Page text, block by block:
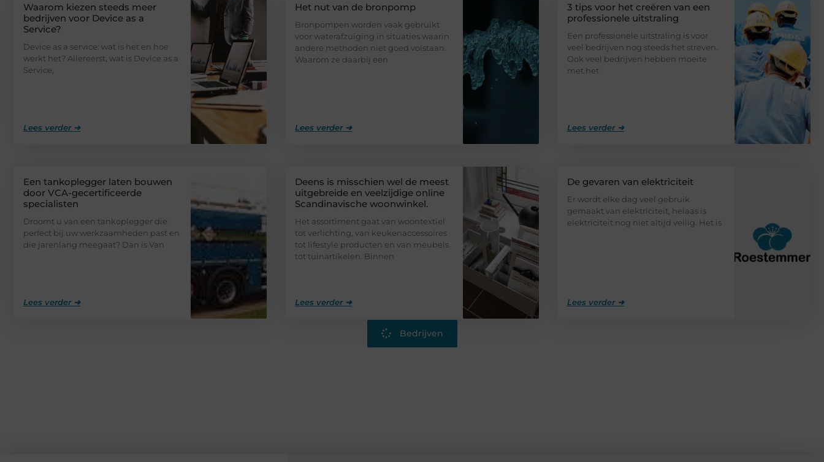
Waarom kiezen steeds meer
bedrijven voor Device as a
Service?
Device as a service: wat is het en hoe
werkt het? Allereerst, wat is Device as a
Service,
Lees verder ➜
Het nut van de bronpomp
Bronpompen worden vaak gebruikt
voor waterafzuiging in situaties waarin
andere methoden niet goed volstaan.
Waarom ze daarbij een
Lees verder ➜
3 tips voor het creëren van een
professionele uitstraling
Een professionele uitstraling is voor
veel bedrijven nog steeds het streven.
Ook veel bedrijven hebben moeite
met het
Lees verder ➜
Een tankoplegger laten bouwen
door VCA-gecertificeerde
specialisten
Droomt u van een tankoplegger die
perfect bij uw werkzaamheden past en
die jarenlang meegaat? Dan is Van
Lees verder ➜
Deens is misschien wel de meest
uitgebreide en veelzijdige online
Scandinavische woonwinkel.
Het assortiment gaat van woontextiel
tot verlichting, van keukenaccessoires
tot lifestyle producten en van meubels
tot tuinartikelen. Binnen
Lees verder ➜
De gevaren van elektriciteit
Er wordt elke dag veel gebruik
gemaakt van elektriciteit, helaas is
elektriciteit nog niet altijd veilig. Het is
Lees verder ➜
Bedrijven